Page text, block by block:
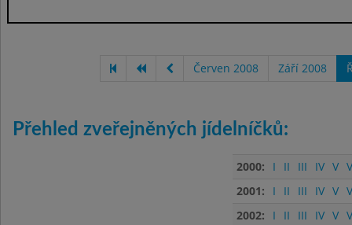
Červen 2008 Září 2008
Přehled zveřejněných jídelníčků:
2000: I II III IV V
2001:
I II III IV V
2002:
I II III IV V